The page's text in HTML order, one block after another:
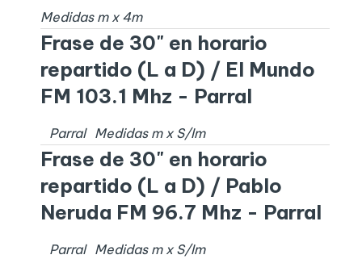
Medidas m x 4m
Frase de 30" en horario
repartido (L a D) / El Mundo
FM 103.1 Mhz - Parral
Parral Medidas m x S/Im
Frase de 30" en horario
repartido (L a D) / Pablo
Neruda FM 96.7 Mhz - Parral
Parral Medidas m x S/Im